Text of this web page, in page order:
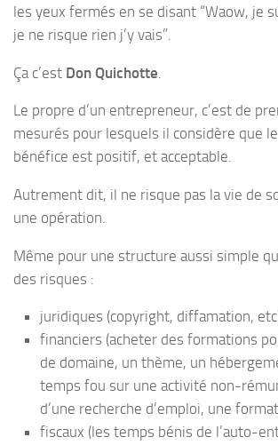
les yeux fermés en se disant “Waow, je
je ne risque rien j’y vais”.
Ça c’est Don Quichotte
Le propre d’un entrepreneur, c’est de
mesurés pour lesquels il considère que
bénéfice est positif, et acceptable.
Autrement dit, il ne risque pas la vie de
une opération.
Même pour une structure aussi simple
des risques :
juridiques (copyright, diffamation,
financiers (acheter des formations
de domaine, un thème, un
temps fou sur une activité non-
d’une recherche d’emploi, une
fiscaux (les temps bénis de l’auto-